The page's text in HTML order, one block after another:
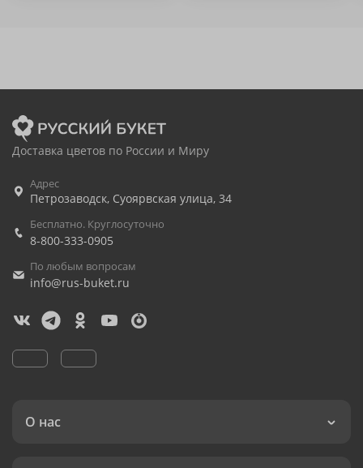
Доставка цветов по России и Миру
Адрес
Петрозаводск, Суоярвская улица, 34
Бесплатно. Круглосуточно
8-800-333-0905
По любым вопросам
info@rus-buket.ru
О нас